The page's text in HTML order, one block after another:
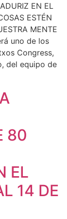
EN EL
ESTÉN
MENTE
uno de los
Congress,
del equipo de
80
EL
14 DE